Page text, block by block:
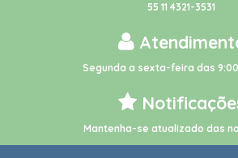
55 11 4321-3531
Segunda a sexta-feira das 9:00
Mantenha-se atualizado das